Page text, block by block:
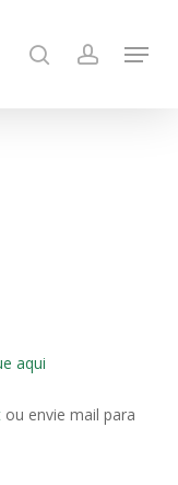
search account
Menu
aqui
ou envie mail para